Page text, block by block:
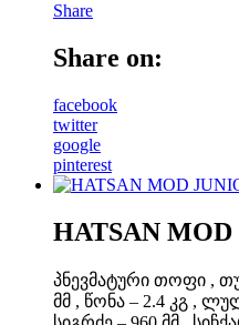
Share
Share on:
facebook
twitter
google
pinterest
HATSAN MOD
პნევმატური თოფი ,
მმ , წონა – 2.4 კგ ,